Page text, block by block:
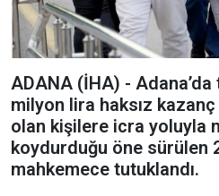
ADANA (İHA) -
milyon lira haksız
olan kişilere icra yoluyla
koydurduğu öne sürülen 2
mahkemece tutuklandı.